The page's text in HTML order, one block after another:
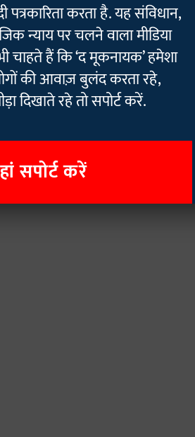
पत्रकारिता करता है. यह संविधान,
न्याय पर चलने वाला मीडिया
हैं कि ‘द मूकनायक’ हमेशा
की आवाज़ बुलंद करता रहे,
दिखाते रहे तो सपोर्ट करें.
सपोर्ट करें